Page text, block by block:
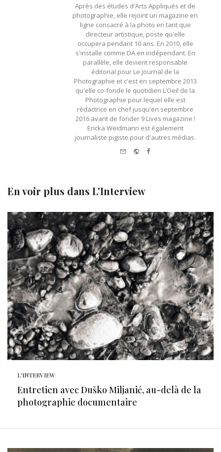
Après des études d'Arts Appliqués et de
photographie, elle rejoint un magazine en
ligne consacré à la photo en tant que
directeur artistique, poste qu'elle
occupera pendant 10 ans. En 2010, elle
s'installe comme DA en indépendant. En
parallèle, elle devient responsable
éditorial pour Le Journal de la
Photographie et c'est en septembre 2013
qu'elle co-fonde le quotidien L’Oeil de la
Photographie pour lequel elle est
rédactrice en chef jusqu'en septembre
2016 avant de fonder 9 Lives magazine !
Ericka Weidmann est également
journaliste pigiste pour d'autres médias.
e-mail Website
Facebook
En voir plus dans L'Interview
L'INTERVIEW
Entretien avec Duško Miljanić, au-delà de la
photographie documentaire